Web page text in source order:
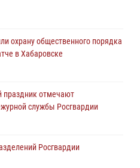
охрану общественного порядка
в Хабаровске
праздник отмечают
службы Росгвардии
Росгвардии